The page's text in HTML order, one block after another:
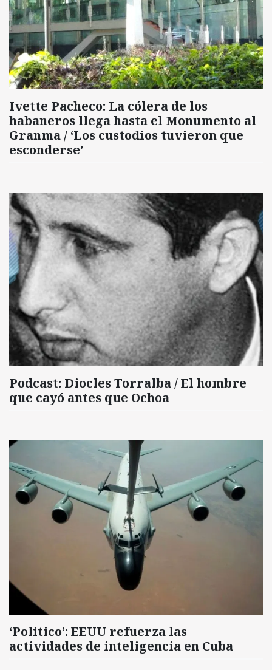
Ivette Pacheco: La cólera de los
habaneros llega hasta el Monumento al
Granma / ‘Los custodios tuvieron que
esconderse’
Podcast: Diocles Torralba / El hombre
que cayó antes que Ochoa
‘Politico’: EEUU refuerza las
actividades de inteligencia en Cuba